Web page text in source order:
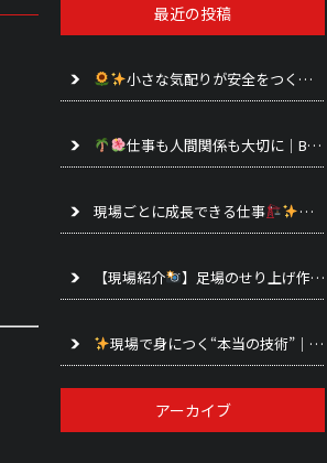
最近の投稿
小さな気配りが安全をつくる｜前田興業の足場工事スタッフ募集（大阪府大阪市）
仕事も人間関係も大切に｜BBQを開催しました
現場ごとに成長できる仕事 前
【現場紹介 】足場のせり上げ作業を行いました
現場で身につく“本当の技術”｜前田興業の足場工事スタッフ募集【大阪府大阪市】
アーカイブ